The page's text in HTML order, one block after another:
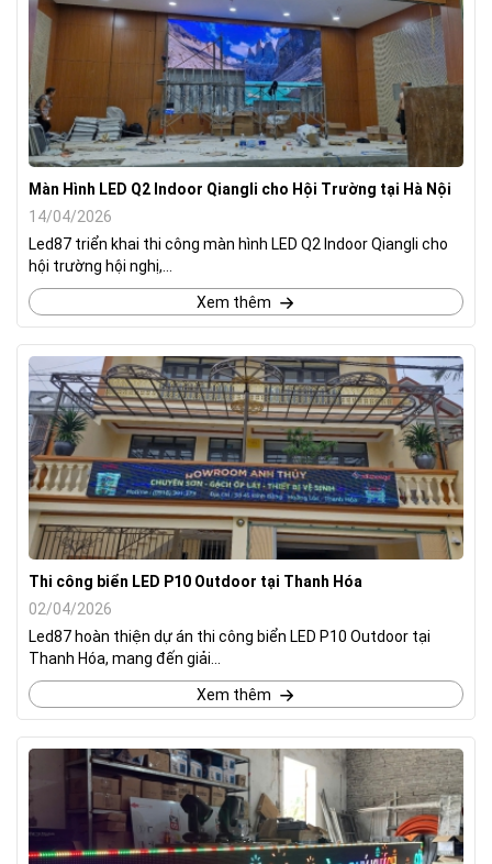
Màn Hình LED Q2 Indoor Qiangli cho Hội Trường tại Hà Nội
14/04/2026
Led87 triển khai thi công màn hình LED Q2 Indoor Qiangli cho
hội trường hội nghị,...
Xem thêm
Thi công biển LED P10 Outdoor tại Thanh Hóa
02/04/2026
Led87 hoàn thiện dự án thi công biển LED P10 Outdoor tại
Thanh Hóa, mang đến giải...
Xem thêm